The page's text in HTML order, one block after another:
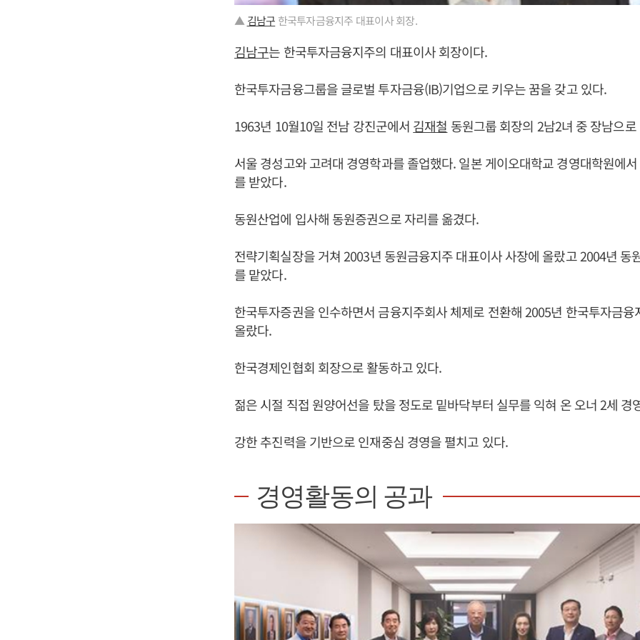
▲ 김남구 한국투자금융지주 대표이사 회장.
김남구는 한국투자금융지주의 대표이사 회장이다.
한국투자금융그룹을 글로벌 투자금융(IB)기업으로 키우는 꿈을 갖고 있다.
1963년 10월10일 전남 강진군에서 김재철 동원그룹 회장의 2남2녀 중 장남으
서울 경성고와 고려대 경영학과를 졸업했다. 일본 게이오대학교 경영대학원에
를 받았다.
동원산업에 입사해 동원증권으로 자리를 옮겼다.
전략기획실장을 거쳐 2003년 동원금융지주 대표이사 사장에 올랐고 2004년 동
를 맡았다.
한국투자증권을 인수하면서 금융지주회사 체제로 전환해 2005년 한국투자금융
올랐다.
한국경제인협회 회장으로 활동하고 있다.
젊은 시절 직접 원양어선을 탔을 정도로 밑바닥부터 실무를 익혀 온 오너 2세 경
강한 추진력을 기반으로 인재중심 경영을 펼치고 있다.
경영활동의 공과